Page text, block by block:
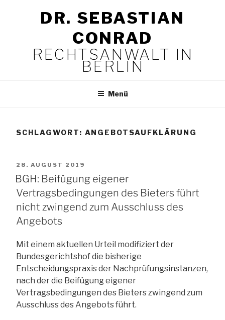
DR. SEBASTIAN
CONRAD
RECHTSANWALT IN
BERLIN
Menü
SCHLAGWORT: ANGEBOTSAUFKLÄRUNG
VERÖFFENTLICHT
AM
28. AUGUST 2019
BGH: Beifügung eigener
Vertragsbedingungen des Bieters führt
nicht zwingend zum Ausschluss des
Angebots
Mit einem aktuellen Urteil modifiziert der
Bundesgerichtshof die bisherige
Entscheidungspraxis der Nachprüfungsinstanzen,
nach der die Beifügung eigener
Vertragsbedingungen des Bieters zwingend zum
Ausschluss des Angebots führt.